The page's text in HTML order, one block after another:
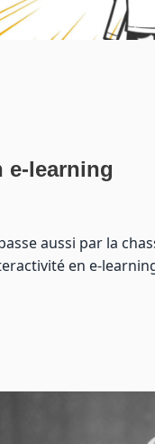
e-learning
aussi par la
en e-